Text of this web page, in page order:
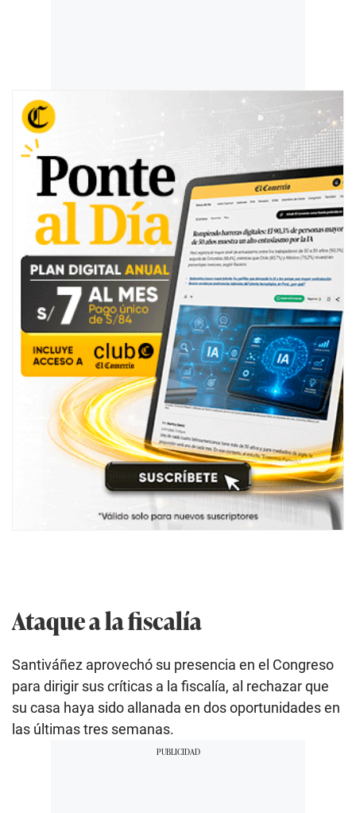
Ataque a la fiscalía
Santiváñez aprovechó su presencia en el Congreso
para dirigir sus críticas a la fiscalía, al rechazar que
su casa haya sido allanada en dos oportunidades en
las últimas tres semanas.